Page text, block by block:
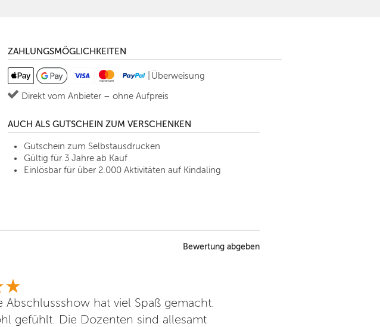
ZAHLUNGSMÖGLICHKEITEN
Überweisung
Direkt vom Anbieter – ohne Aufpreis
AUCH ALS GUTSCHEIN ZUM VERSCHENKEN
Gutschein zum Selbstausdrucken
Gültig für 3 Jahre ab Kauf
Einlösbar für über 2.000 Aktivitäten auf Kindaling
Bewertung abgeben
hat viel Spaß gemacht.
gefühlt. Die Dozenten sind allesamt